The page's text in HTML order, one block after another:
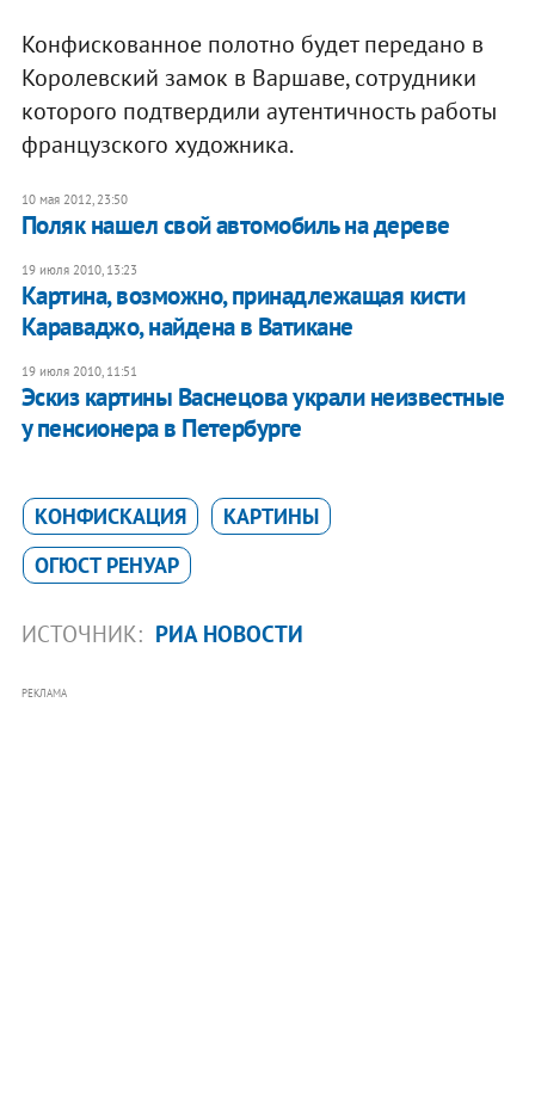
Конфискованное полотно будет передано в
Королевский замок в Варшаве, сотрудники
которого подтвердили аутентичность работы
французского художника.
10 мая 2012, 23:50
Поляк нашел свой автомобиль на дереве
19 июля 2010, 13:23
Картина, возможно, принадлежащая кисти
Караваджо, найдена в Ватикане
19 июля 2010, 11:51
Эскиз картины Васнецова украли неизвестные
у пенсионера в Петербурге
КОНФИСКАЦИЯ
КАРТИНЫ
ОГЮСТ РЕНУАР
ИСТОЧНИК: РИА НОВОСТИ
РЕКЛАМА